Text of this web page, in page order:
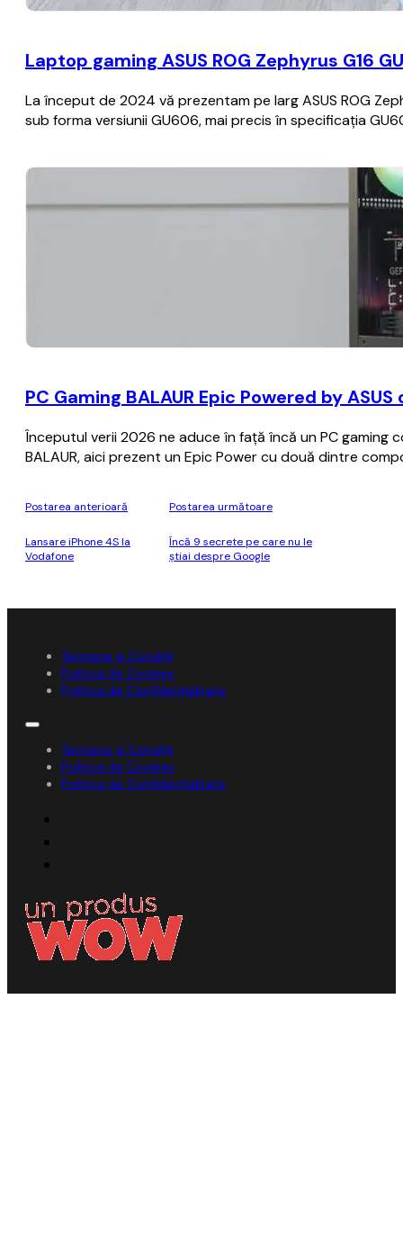
Laptop gaming ASUS ROG Zephyrus
La început de 2024 vă prezentam pe larg ASUS ROG
sub forma versiunii GU606, mai precis în specificația
PC Gaming BALAUR Epic Powered by
Începutul verii 2026 ne aduce în față încă un PC gaming
BALAUR, aici prezent un Epic Power cu două dintre
Postarea anterioară
Lansare iPhone 4S la
Vodafone
Postarea următoare
Încă 9 secrete pe care nu le
știai despre Google
Termene și Condiții
Politica de Cookies
Politica de Confidențialitate
Termene și Condiții
Politica de Cookies
Politica de Confidențialitate